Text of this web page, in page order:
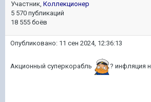
Участник, Коллекционер
5 570 публикаций
18 555 боёв
Опубликовано: 11 сен 2024, 12:36:13
Акционный суперкорабль ? инфляция